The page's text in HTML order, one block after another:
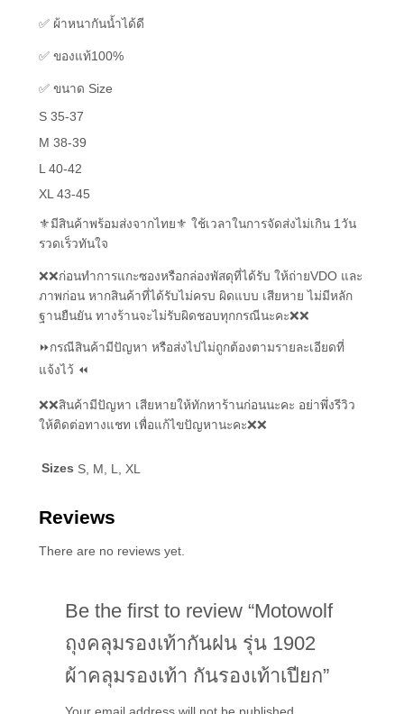
✅ ผ้าหนากันน้ำได้ดี
✅ ของแท้100%
✅ ขนาด Size
S 35-37
M 38-39
L 40-42
XL 43-45
⚜️มีสินค้าพร้อมส่งจากไทย⚜️ ใช้เวลาในการจัดส่งไม่เกิน 1วัน
รวดเร็วทันใจ
❌❌ก่อนทำการแกะซองหรือกล่องพัสดุที่ได้รับ ให้ถ่ายVDO และ
ภาพก่อน หากสินค้าที่ได้รับไม่ครบ ผิดแบบ เสียหาย ไม่มีหลัก
ฐานยืนยัน ทางร้านจะไม่รับผิดชอบทุกกรณีนะคะ❌❌
⏩กรณีสินค้ามีปัญหา หรือส่งไปไม่ถูกต้องตามรายละเอียดที่
แจ้งไว้ ⏪
❌❌สินค้ามีปัญหา เสียหายให้ทักหาร้านก่อนนะคะ อย่าพึ่งรีวิว
ให้ติดต่อทางแชท เพื่อแก้ไขปัญหานะคะ❌❌
Sizes S, M, L, XL
Reviews
There are no reviews yet.
Be the first to review “Motowolf
ถุงคลุมรองเท้ากันฝน รุ่น 1902
ผ้าคลุมรองเท้า กันรองเท้าเปียก”